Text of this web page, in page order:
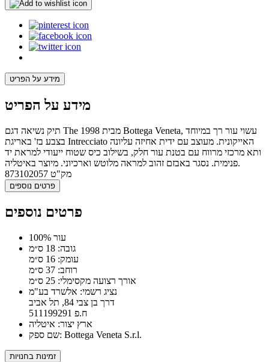
מידע על הפריט
מידע על הפריט
תיק נשיאה דגם The 1998 מבית Bottega Veneta, עשוי עור רך במיוחד
בצבע בז' באריגת Intrecciato האייקונית. מעוצב עם ידית אחיזה עליונה
ותא מרכזי מרווח עם בטנת עור חלק, בשילוב כיס שטוח ייעודי למראת יד
פנימית. נסגר באבזם זהוב למראה מלוטש וארכיוני. מיוצר באיטליה.
מק"ט 873102057
פרטים נוספים
פרטים נוספים
100% עור
גובה: 18 ס״מ
עומק: 16 ס״מ
רוחב: 37 ס״מ
אורך רצועה מקסימלי: 25 ס״מ
נציג רשמי: אלשרד בע"מ
דרך בן צבי 84, תל אביב
ח.פ 511199291
ארץ יצור: איטליה
שם ספק: Bottega Veneta S.r.l.
זמינות בחנויות